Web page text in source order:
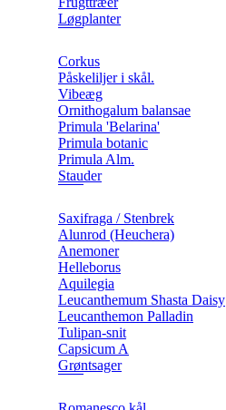
Løgplanter
Corkus
Påskeliljer i skål.
Vibeæg
Ornithogalum balansae
Primula 'Belarina'
Primula botanic
Primula Alm.
Stauder
Saxifraga / Stenbrek
Alunrod (Heuchera)
Anemoner
Helleborus
Aquilegia
Leucanthemum Shasta Daisy
Leucanthemon Palladin
Tulipan-snit
Capsicum A
Grøntsager